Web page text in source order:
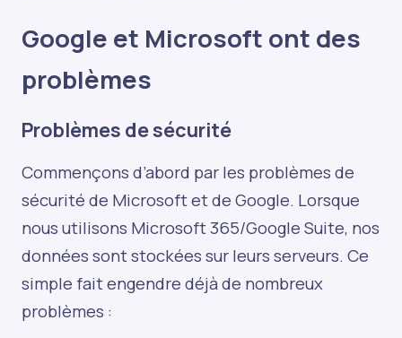
Google et Microsoft ont des
problèmes
Problèmes de sécurité
Commençons d’abord par les problèmes de
sécurité de Microsoft et de Google. Lorsque
nous utilisons Microsoft 365/Google Suite, nos
données sont stockées sur leurs serveurs. Ce
simple fait engendre déjà de nombreux
problèmes :